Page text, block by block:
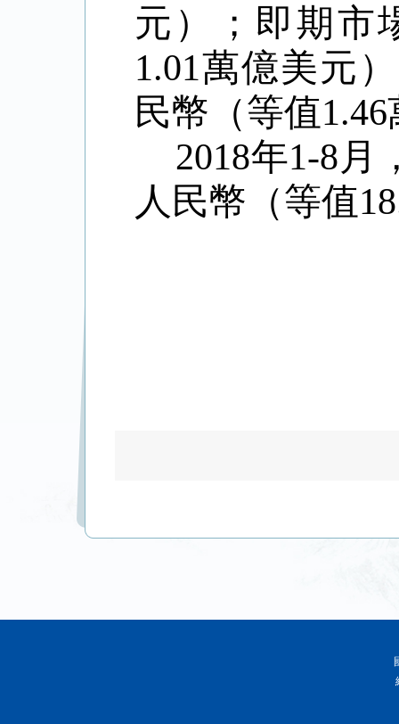
元）；即期市
1.01萬億美元
民幣（等值1.46
2018年1-8 月
人民幣（等值